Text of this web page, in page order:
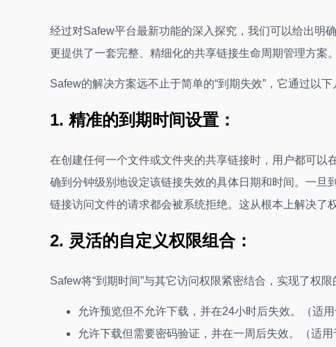
经过对Safew平台最新功能的深入探究，我们可以给出明
更提供了一套完整、精细化的共享链接生命周期管理方案。
Safew的解决方案远不止于简单的“到期失效”，它通过以
1. 精准的到期时间设置：
在创建任何一个文件或文件夹的共享链接时，用户都可以
确到分钟级别地设定该链接失效的具体日期和时间。一
链接访问文件的请求都会被系统拒绝。这从根本上解决了
2. 灵活的自定义权限组合：
Safew将“到期时间”与其它访问权限紧密结合，实现了权
允许预览但不允许下载，并在24小时后失效。（适用
允许下载但需要密码验证，并在一周后失效。（适用